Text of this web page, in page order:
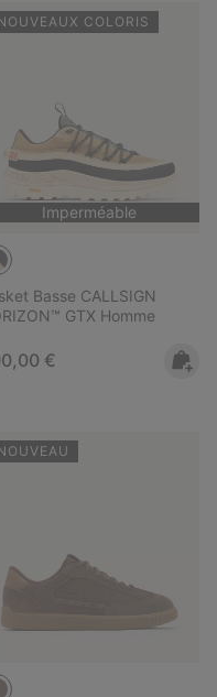
COLORIS
Imperméable
Basse CALLSIGN
GTX Homme
price:
€